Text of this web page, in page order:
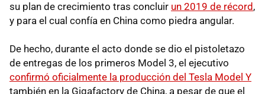
su plan de crecimiento tras concluir un 2019 de récord ,
y para el cual confía en China como piedra angular.
De hecho, durante el acto donde se dio el pistoletazo
de entregas de los primeros Model 3, el ejecutivo
confirmó oficialmente la producción del Tesla Model Y
también en la Gigafactory de China, a pesar de que el